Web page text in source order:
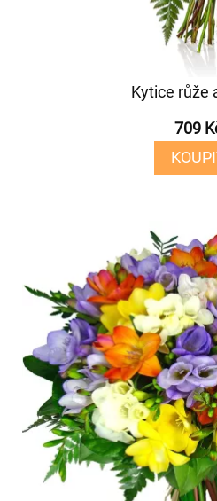
Kytice růže
709